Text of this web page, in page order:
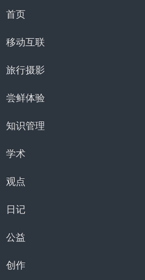
首页
移动互联
旅行摄影
尝鲜体验
知识管理
学术
观点
日记
公益
创作